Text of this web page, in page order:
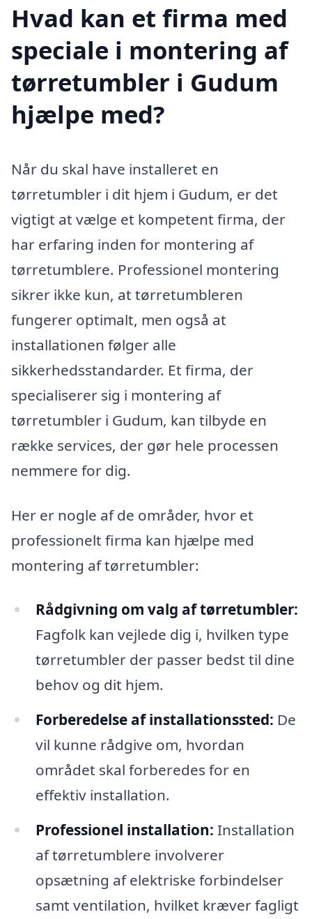
Hvad kan et firma med
speciale i montering af
tørretumbler i Gudum
hjælpe med?
Når du skal have installeret en
tørretumbler i dit hjem i Gudum, er det
vigtigt at vælge et kompetent firma, der
har erfaring inden for montering af
tørretumblere. Professionel montering
sikrer ikke kun, at tørretumbleren
fungerer optimalt, men også at
installationen følger alle
sikkerhedsstandarder. Et firma, der
specialiserer sig i montering af
tørretumbler i Gudum, kan tilbyde en
række services, der gør hele processen
nemmere for dig.
Her er nogle af de områder, hvor et
professionelt firma kan hjælpe med
montering af tørretumbler:
Rådgivning om valg af tørretumbler:
Fagfolk kan vejlede dig i, hvilken type
tørretumbler der passer bedst til dine
behov og dit hjem.
Forberedelse af installationssted: De
vil kunne rådgive om, hvordan
området skal forberedes for en
effektiv installation.
Professionel installation: Installation
af tørretumblere involverer
opsætning af elektriske forbindelser
samt ventilation, hvilket kræver fagligt